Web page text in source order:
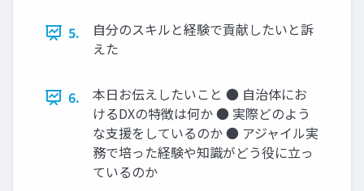
5.
自分のスキルと経験で貢献したいと訴
えた
6.
本日お伝えしたいこと ● 自治体にお
けるDXの特徴は何か ● 実際どのよう
な支援をしているのか ● アジャイル実
務で培った経験や知識がどう役に立っ
ているのか